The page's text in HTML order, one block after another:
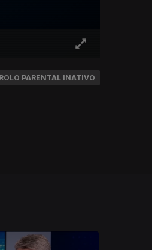
PARENTAL INATIVO